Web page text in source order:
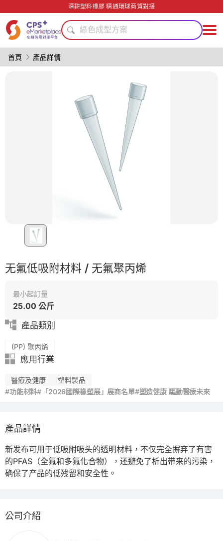
深耕塑料橡膠 精通環球商貿對接
功能材料
PET
PP
功能薄膜
環境友好
再生料加工
生物降解
功能材料
綠色成型方案
首頁 產品詳情
无氟低吸附材料 / 无氟聚丙烯
最小起訂量
25.00 公斤
產品類別
(PP) 聚丙烯
應用行業
醫療及健康
塑料製品
#功能材料#「2026國際橡塑展」展商名單#塑造健康 驅動醫療未來
產品詳情
新发布可用于低吸附吸头的透明材料，不仅完全摒弃了有害
的PFAS（全氟和多氟化合物），还避免了析出带来的污染，
确保了产品的低残留和安全性。
公司介紹